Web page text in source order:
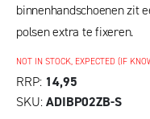
binnenhandschoenen zit
polsen extra te fixeren.
NOT IN STOCK, EXPECTED (IF
RRP 14,95
SKU ADIBP02ZB-S